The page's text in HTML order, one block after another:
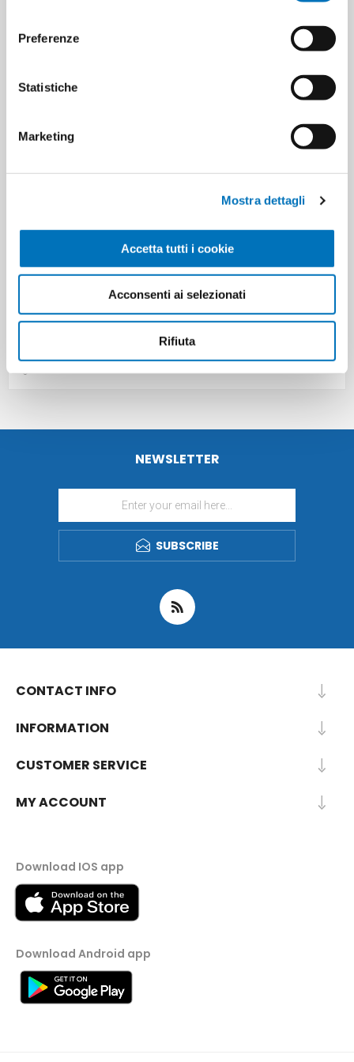
Preferenze
Statistiche
Marketing
Mostra dettagli
Accetta tutti i cookie
Acconsenti ai selezionati
Rifiuta
CATEGORIES
NEWSLETTER
SUBSCRIBE
CONTACT INFO
INFORMATION
CUSTOMER SERVICE
MY ACCOUNT
Download IOS app
Download Android app